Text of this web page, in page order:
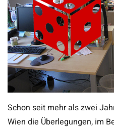
Schon seit mehr als zwei
Wien die Überlegungen, im